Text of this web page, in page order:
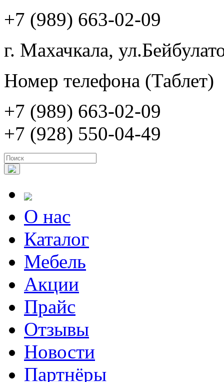
+7 (989) 663-02-09
г. Махачкала,
Номер телефона (Таблет)
+7 (989) 663-02-09
+7 (928) 550-04-49
О нас
Каталог
Мебель
Акции
Прайс
Отзывы
Новости
Партнёры